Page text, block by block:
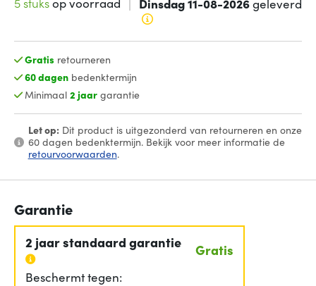
geleverd
Gratis retourneren
60 dagenbedenktermijn
Minimaal 2 jaargarantie
Let op:Dit product is uitgezonderd van retourneren en onze
60 dagen bedenktermijn. Bekijk voor meer informatie de
retourvoorwaarden.
Garantie
2 jaar standaard garantie Gratis
Beschermt tegen: